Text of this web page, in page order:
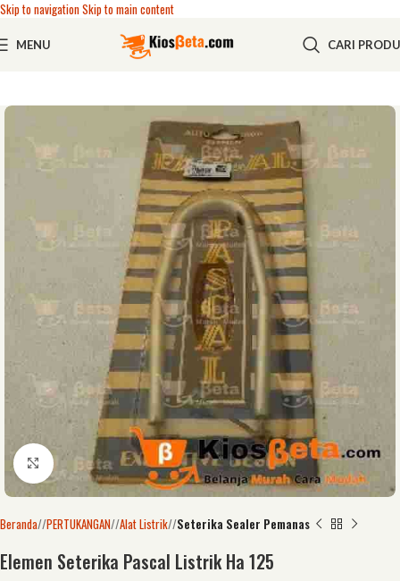
Skip to navigationSkip to main content
MENU CARI
Click to enlarge
Beranda/ PERTUKANGAN/ Alat Listrik/ Seterika Sealer Pemanas
Elemen Seterika Pascal Listrik Ha 125